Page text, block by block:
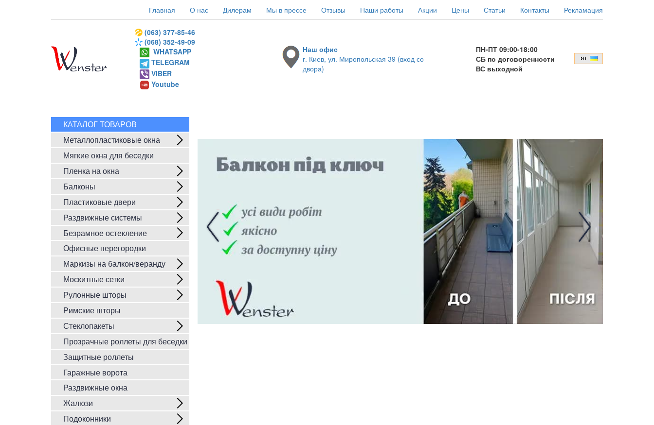
Главная О нас Дилерам Мы в прессе Отзывы Наши работы Акции Цены Статьи Контакты Рекламация
(063) 377-85-46
(068) 352-49-09
WHATSAPP
TELEGRAM
VIBER
Youtube
Наш офис
г. Киев, ул. Миропольская 39 (вход со
двора)
ПН-ПТ 09:00-18:00
СБ по договоренности
ВС выходной
КАТАЛОГ ТОВАРОВ
Металлопластиковые окна
Мягкие окна для беседки
Пленка на окна
Балконы
Пластиковые двери
Раздвижные системы
Безрамное остекление
Офисные перегородки
Маркизы на балкон/веранду
Москитные сетки
Рулонные шторы
Римские шторы
Стеклопакеты
Прозрачные роллеты для беседки
Защитные роллеты
Гаражные ворота
Раздвижные окна
Жалюзи
Подоконники